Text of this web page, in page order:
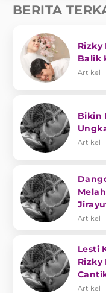
BERITA
Balik
Artikel
Bikin
Artikel
Artikel
Lesti
Rizky
Artikel